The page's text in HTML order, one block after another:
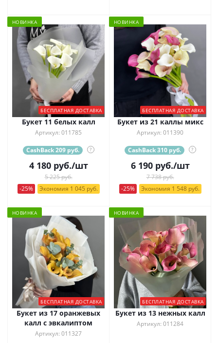
НОВИНКА
БЕСПЛАТНАЯ ДОСТАВКА
Букет 11 белых калл
Артикул: 011785
CashBack 209 руб. ?
4 180руб./шт
5 225 руб.
-25%
Экономия 1 045 руб.
НОВИНКА
БЕСПЛАТНАЯ ДОСТАВКА
Букет из 21 каллы микс
Артикул: 011390
CashBack 310 руб. ?
6 190руб./шт
7 738 руб.
-25%
Экономия 1 548 руб.
НОВИНКА
БЕСПЛАТНАЯ ДОСТАВКА
Букет из 17 оранжевых
калл с эвкалиптом
Артикул: 011327
НОВИНКА
БЕСПЛАТНАЯ ДОСТАВКА
Букет из 13 нежных калл
Артикул: 011284